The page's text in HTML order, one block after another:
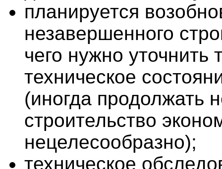
планируется
незавершенного
чего нужно уточнить
техническое
(иногда продолжать
строительство
нецелесообразно);
техническое